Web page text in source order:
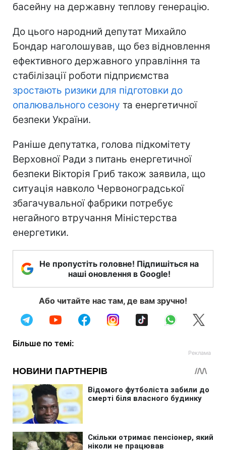
басейну на державну теплову генерацію.
До цього народний депутат Михайло
Бондар наголошував, що без відновлення
ефективного державного управління та
стабілізації роботи підприємства
зростають ризики для підготовки до
опалювального сезону та енергетичної
безпеки України.
Раніше депутатка, голова підкомітету
Верховної Ради з питань енергетичної
безпеки Вікторія Гриб також заявила, що
ситуація навколо Червоноградської
збагачувальної фабрики потребує
негайного втручання Міністерства
енергетики.
Не пропустіть головне! Підпишіться на
наші оновлення в Google!
Або читайте нас там, де вам зручно!
Більше по темі: